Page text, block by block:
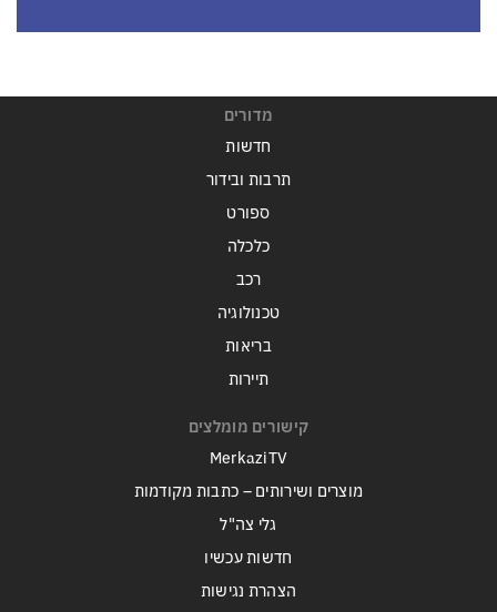
מדורים
חדשות
תרבות ובידור
ספורט
כלכלה
רכב
טכנולוגיה
בריאות
תיירות
קישורים מומלצים
MerkaziTV
מוצרים ושירותים – כתבות מקודמות
גלי צה"ל
חדשות עכשיו
הצהרת נגישות